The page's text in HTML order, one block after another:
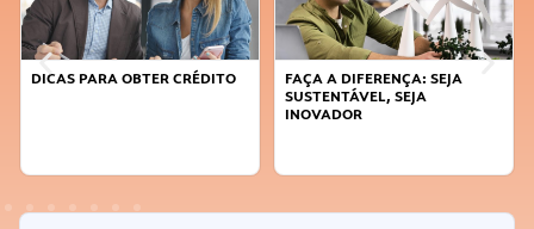
DICAS PARA OBTER CRÉDITO
FAÇA A DIFERENÇA: SEJA
SUSTENTÁVEL, SEJA
INOVADOR